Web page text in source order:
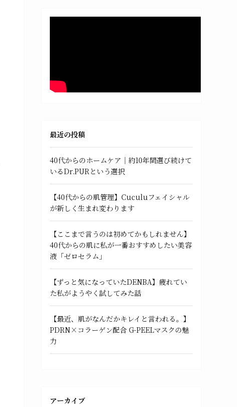
最近の投稿
40代からのホームケア｜約10年間選び続けて
いるDr.PURという選択
【40代からの肌管理】Cuculuフェイシャル
が新しく生まれ変わります
【ここまで言うのは初めてかもしれません】
40代からの肌に私が一番おすすめしたい美容
液「ゼロセラム」
【ずっと気になっていたDENBA】疲れてい
た私がようやく試してみた話
【最近、肌がなんだかキレイと言われる。】
PDRN×コラーゲン配合 G-PEELマスクの魅
力
アーカイブ